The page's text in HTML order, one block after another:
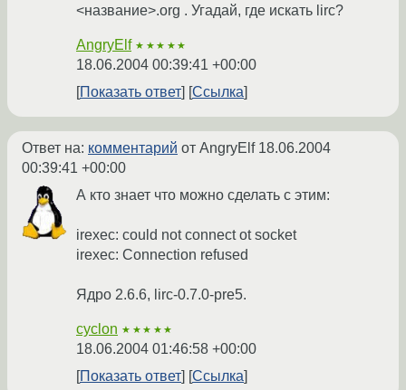
<название>.org . Угадай, где искать lirc?
AngryElf ★★★★★
18.06.2004 00:39:41 +00:00
Показать ответ
Ссылка
Ответ на: комментарий от AngryElf 18.06.2004
00:39:41 +00:00
А кто знает что можно сделать с этим:
irexec: could not connect ot socket
irexec: Connection refused
Ядро 2.6.6, lirc-0.7.0-pre5.
cyclon ★★★★★
18.06.2004 01:46:58 +00:00
Показать ответ
Ссылка